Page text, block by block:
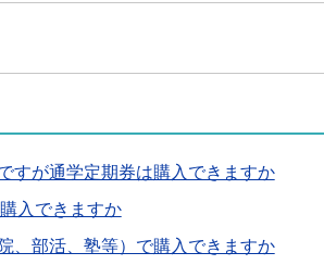
すが通学定期券は購入できますか
入できますか
、部活、塾等）で購入できますか